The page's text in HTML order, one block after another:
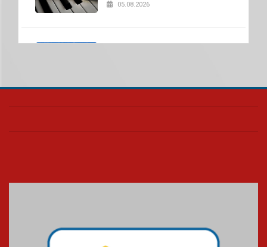
05.08.2026
das novas tecnologias em
04.08.2026